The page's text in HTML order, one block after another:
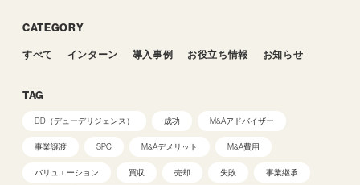
CATEGORY
すべて インターン 導入事例 お役立ち情報 お知らせ
TAG
DD（デューデリジェンス） 成功 M&Aアドバイザー
事業譲渡 SPC M&Aデメリット M&A費用
バリュエーション 買収 売却 失敗 事業継承